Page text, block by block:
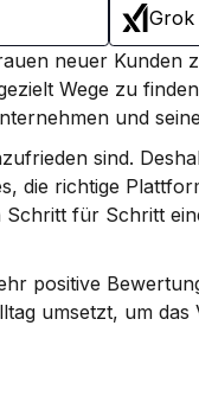
Grok
neuer Kunden
Wege zu
und
sind.
die richtige
für Schritt
positive
umsetzt, um